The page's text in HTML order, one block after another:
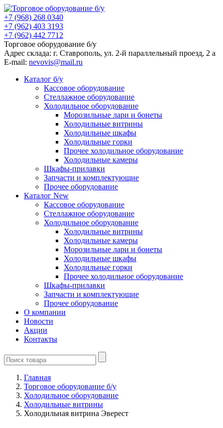
+7 (968) 268 0340
+7 (962) 403 3193
+7 (962) 442 7712
Торговое оборудование б/у
Адрес склада: г. Ставрополь, ул. 2-й параллельный проезд, 2 a
E-mail: nevovis@mail.ru
Каталог б/у
Кассовое оборудование
Стеллажное оборудование
Холодильное оборудование
Морозильные лари и бонеты
Холодильные витрины
Холодильные шкафы
Холодильные горки
Прочее холодильное оборудование
Холодильные камеры
Шкафы-прилавки
Запчасти и комплектующие
Прочее оборудование
Каталог New
Кассовое оборудование
Стеллажное оборудование
Холодильное оборудование
Холодильные витрины
Холодильные камеры
Морозильные лари и бонеты
Холодильные шкафы
Холодильные горки
Прочее холодильное оборудование
Шкафы-прилавки
Запчасти и комплектующие
Прочее оборудование
О компании
Новости
Акции
Контакты
Главная
Торговое оборудование б/у
Холодильное оборудование
Холодильные витрины
Холодильная витрина Эверест